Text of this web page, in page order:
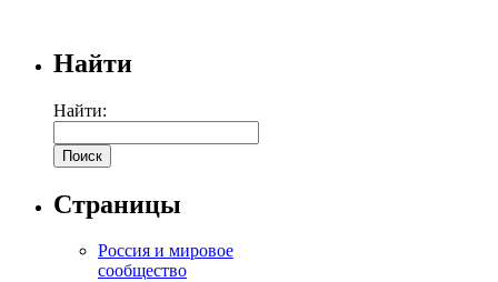
Найти
Найти:
Страницы
Россия и мировое
сообщество